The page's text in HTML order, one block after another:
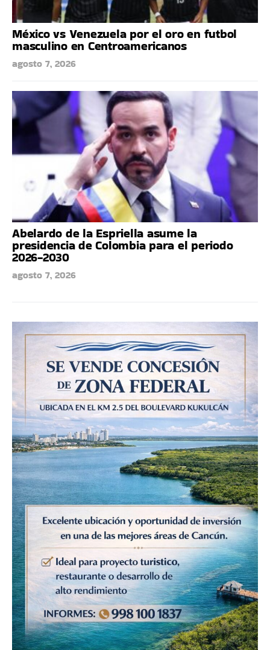
México vs Venezuela por el oro en futbol
masculino en Centroamericanos
agosto 7, 2026
Abelardo de la Espriella asume la
presidencia de Colombia para el periodo
2026-2030
agosto 7, 2026